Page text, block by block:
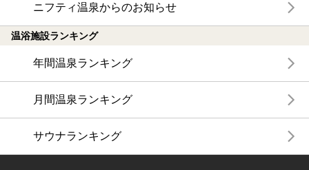
ニフティ温泉からのお知らせ
温浴施設ランキング
年間温泉ランキング
月間温泉ランキング
サウナランキング